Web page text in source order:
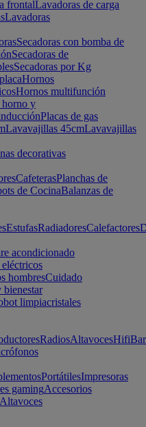
frontalLavadoras de carga
Lavadoras
Secadoras con bomba de
Secadoras de
Secadoras por Kg
Hornos
Hornos multifunción
y
Placas de gas
Lavavajillas 45cmLavavajillas
decorativas
CafeterasPlanchas de
de CocinaBalanzas de
EstufasRadiadoresCalefactores
acondicionado
hombresCuidado
bienestar
limpiacristales
RadiosAltavocesHifi
PortátilesImpresoras
gamingAccesorios
Altavoces